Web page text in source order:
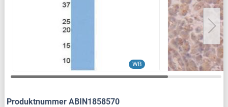
WB
Produktnummer ABIN1858570